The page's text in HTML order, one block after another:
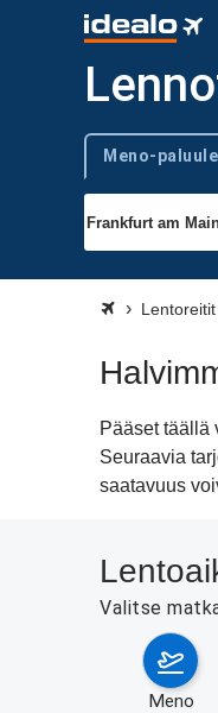
Trip type
Meno-
Lentoreitit
Pääset täällä
Seuraavia
saatavuus
Valitse
meno